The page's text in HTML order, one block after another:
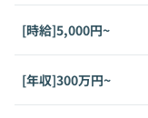
[時給]5,000円~
[年収]300万円~